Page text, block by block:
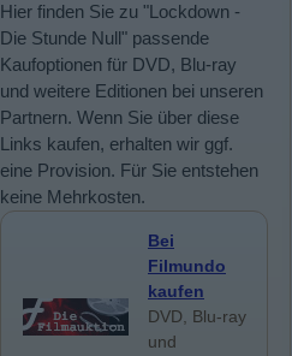
Hier finden Sie zu "Lockdown -
Die Stunde Null" passende
Kaufoptionen für DVD, Blu-ray
und weitere Editionen bei unseren
Partnern. Wenn Sie über diese
Links kaufen, erhalten wir ggf.
eine Provision. Für Sie entstehen
keine Mehrkosten.
Bei
Filmundo
kaufen
DVD, Blu-ray
und